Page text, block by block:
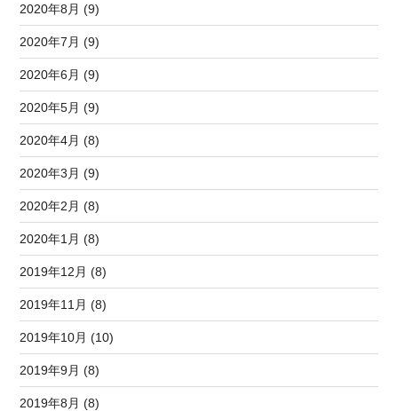
2020年8月 (9)
2020年7月 (9)
2020年6月 (9)
2020年5月 (9)
2020年4月 (8)
2020年3月 (9)
2020年2月 (8)
2020年1月 (8)
2019年12月 (8)
2019年11月 (8)
2019年10月 (10)
2019年9月 (8)
2019年8月 (8)